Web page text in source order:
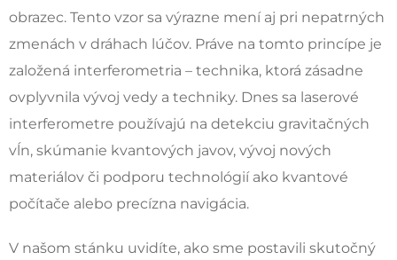
obrazec. Tento vzor sa výrazne mení aj pri nepatrných
zmenách v dráhach lúčov. Práve na tomto princípe je
založená interferometria – technika, ktorá zásadne
ovplyvnila vývoj vedy a techniky. Dnes sa laserové
interferometre používajú na detekciu gravitačných
vĺn, skúmanie kvantových javov, vývoj nových
materiálov či podporu technológií ako kvantové
počítače alebo precízna navigácia.
V našom stánku uvidíte, ako sme postavili skutočný